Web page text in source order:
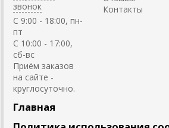
звонок
C 9:00 - 18:00, пн-
пт
С 10:00 - 17:00,
сб-вс
Приём заказов
на сайте -
круглосуточно.
Контакты
Главная